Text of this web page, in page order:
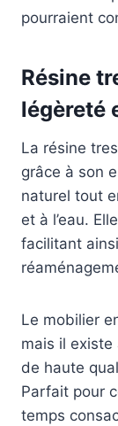
pourraient
Résine
légèreté
La résine
grâce à son
naturel tout
et à l’eau.
facilitant
Le mobilier
mais il existe
de haute
Parfait pour
temps